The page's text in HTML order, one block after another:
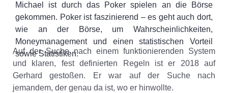
Michael ist durch das Poker spielen an die Börse
gekommen. Poker ist faszinierend – es geht auch dort,
wie an der Börse, um Wahrscheinlichkeiten,
Moneymanagement und einen statistischen Vorteil
sowie Statistiken.
Auf der Suche nach einem funktionierenden System
und klaren, fest definierten Regeln ist er 2018 auf
Gerhard gestoßen. Er war auf der Suche nach
jemandem, der genau da ist, wo er hinwollte.